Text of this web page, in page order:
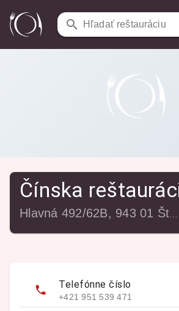
Hľadať reštauráciu
Reštaurácie / Čínska reštaurácia
Čínska
Telefónne číslo
+421 951 539 471